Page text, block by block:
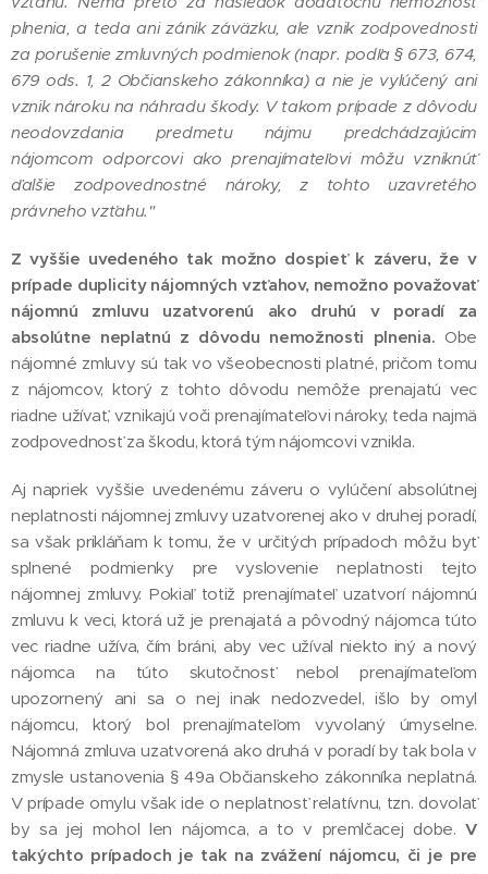
plnenia, a teda ani zánik záväzku, ale vznik zodpovednosti
za porušenie zmluvných podmienok (napr. podľa § 673, 674,
679 ods. 1, 2 Občianskeho zákonníka) a nie je vylúčený ani
vznik nároku na náhradu škody. V takom prípade z dôvodu
neodovzdania predmetu nájmu predchádzajúcim
nájomcom odporcovi ako prenajímateľovi môžu vzniknúť
ďalšie zodpovednostné nároky, z tohto uzavretého
právneho vzťahu."
Z vyššie uvedeného tak možno dospieť k záveru, že v
prípade duplicity nájomných vzťahov, nemožno považovať
nájomnú zmluvu uzatvorenú ako druhú v poradí za
absolútne neplatnú z dôvodu nemožnosti plnenia. Obe
nájomné zmluvy sú tak vo všeobecnosti platné, pričom tomu
z nájomcov, ktorý z tohto dôvodu nemôže prenajatú vec
riadne užívať, vznikajú voči prenajímateľovi nároky, teda najmä
zodpovednosť za škodu, ktorá tým nájomcovi vznikla.
Aj napriek vyššie uvedenému záveru o vylúčení absolútnej
neplatnosti nájomnej zmluvy uzatvorenej ako v druhej poradí,
sa však prikláňam k tomu, že v určitých prípadoch môžu byť
splnené podmienky pre vyslovenie neplatnosti tejto
nájomnej zmluvy. Pokiaľ totiž prenajímateľ uzatvorí nájomnú
zmluvu k veci, ktorá už je prenajatá a pôvodný nájomca túto
vec riadne užíva, čím bráni, aby vec užíval niekto iný a nový
nájomca na túto skutočnosť nebol prenajímateľom
upozornený ani sa o nej inak nedozvedel, išlo by omyl
nájomcu, ktorý bol prenajímateľom vyvolaný úmyselne.
Nájomná zmluva uzatvorená ako druhá v poradí by tak bola v
zmysle ustanovenia § 49a Občianskeho zákonníka neplatná.
V prípade omylu však ide o neplatnosť relatívnu, tzn. dovolať
by sa jej mohol len nájomca, a to v premlčacej dobe.V
takýchto prípadoch je tak na zvážení nájomcu, či je pre